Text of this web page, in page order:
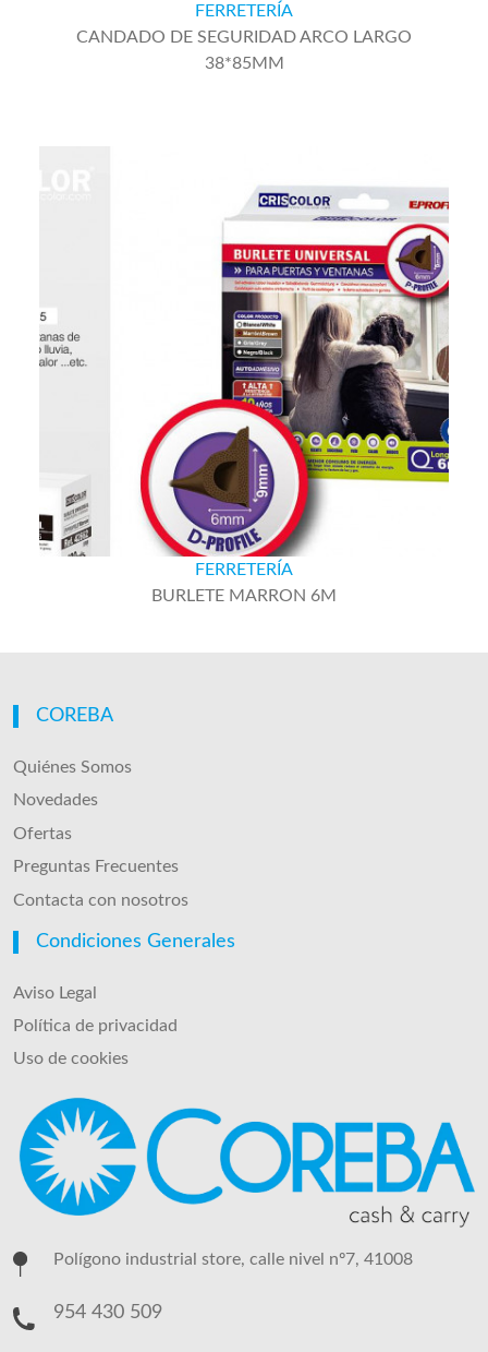
FERRETERÍA
CANDADO DE SEGURIDAD ARCO LARGO
38*85MM
FERRETERÍA
BURLETE MARRON 6M
COREBA
Quiénes Somos
Novedades
Ofertas
Preguntas Frecuentes
Contacta con nosotros
Condiciones Generales
Aviso Legal
Política de privacidad
Uso de cookies
Polígono industrial store, calle nivel nº7, 41008
954 430 509